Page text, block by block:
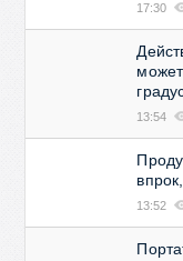
17:30
13:54
13:52